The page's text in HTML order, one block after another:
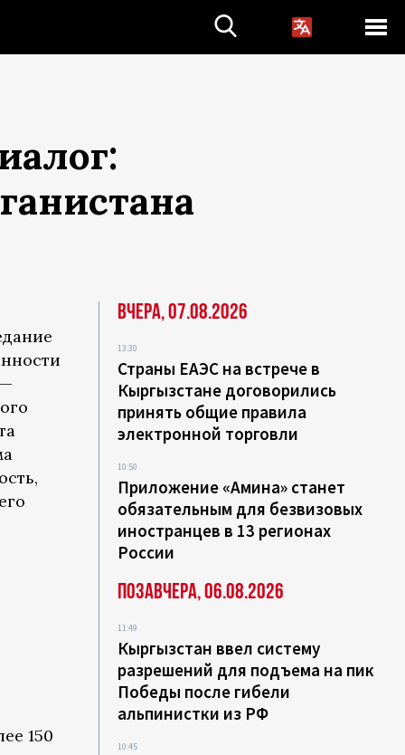
150
Вчера, 07.08.2026
13:30
Страны ЕАЭС на встрече в
Кыргызстане договорились
принять общие правила
электронной торговли
10:50
Приложение «Амина» станет
обязательным для безвизовых
иностранцев в 13 регионах
России
Позавчера, 06.08.2026
11:49
Кыргызстан ввел систему
разрешений для подъема на пик
Победы после гибели
альпинистки из РФ
10:45